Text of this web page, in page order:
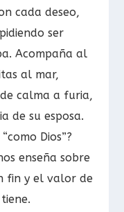
cada deseo,
ser
Acompaña al
al mar,
calma a furia,
de su esposa.
Dios”?
enseña sobre
fin y el valor de